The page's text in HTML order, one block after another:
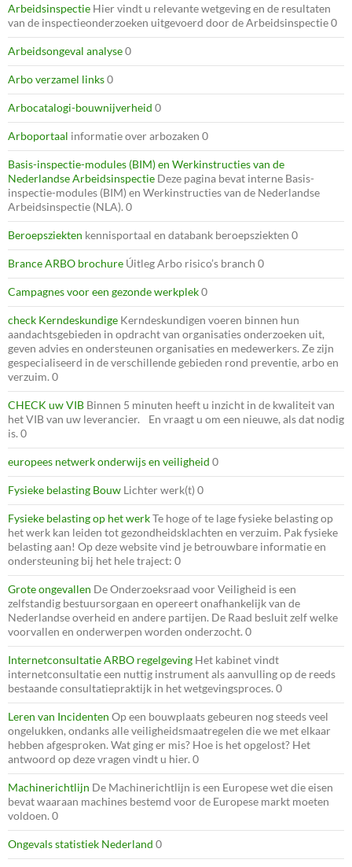
Arbeidsinspectie Hier vindt u relevante wetgeving en de resultaten
van de inspectieonderzoeken uitgevoerd door de Arbeidsinspectie 0
Arbeidsongeval analyse0
Arbo verzamel links0
Arbocatalogi-bouwnijverheid 0
Arboportaal informatie over arbozaken 0
Basis-inspectie-modules (BIM) en Werkinstructies van de
Nederlandse Arbeidsinspectie Deze pagina bevat interne Basis-
inspectie-modules (BIM) en Werkinstructies van de Nederlandse
Arbeidsinspectie (NLA). 0
Beroepsziekten kennisportaal en databank beroepsziekten 0
Brance ARBO brochure Úitleg Arbo risico’s branch 0
Campagnes voor een gezonde werkplek0
check Kerndeskundige Kerndeskundigen voeren binnen hun
aandachtsgebieden in opdracht van organisaties onderzoeken uit,
geven advies en ondersteunen organisaties en medewerkers. Ze zijn
gespecialiseerd in de verschillende gebieden rond preventie, arbo en
verzuim. 0
CHECK uw VIB Binnen 5 minuten heeft u inzicht in de kwaliteit van
het VIB van uw leverancier. En vraagt u om een nieuwe, als dat nodig
is. 0
europees netwerk onderwijs en veiligheid 0
Fysieke belasting Bouw Lichter werk(t) 0
Fysieke belasting op het werkTe hoge of te lage fysieke belasting op
het werk kan leiden tot gezondheidsklachten en verzuim. Pak fysieke
belasting aan! Op deze website vind je betrouwbare informatie en
ondersteuning bij het hele traject: 0
Grote ongevallen De Onderzoeksraad voor Veiligheid is een
zelfstandig bestuursorgaan en opereert onafhankelijk van de
Nederlandse overheid en andere partijen. De Raad besluit zelf welke
voorvallen en onderwerpen worden onderzocht. 0
Internetconsultatie ARBO regelgeving Het kabinet vindt
internetconsultatie een nuttig instrument als aanvulling op de reeds
bestaande consultatiepraktijk in het wetgevingsproces. 0
Leren van Incidenten Op een bouwplaats gebeuren nog steeds veel
ongelukken, ondanks alle veiligheidsmaatregelen die we met elkaar
hebben afgesproken. Wat ging er mis? Hoe is het opgelost? Het
antwoord op deze vragen vindt u hier. 0
Machinerichtlijn De Machinerichtlijn is een Europese wet die eisen
bevat waaraan machines bestemd voor de Europese markt moeten
voldoen. 0
Ongevals statistiek Nederland 0